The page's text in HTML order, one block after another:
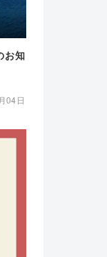
お知
04日